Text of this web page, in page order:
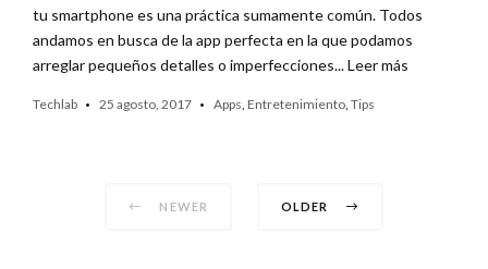
tu smartphone es una práctica sumamente común. Todos
andamos en busca de la app perfecta en la que podamos
arreglar pequeños detalles o imperfecciones... Leer más
Techlab 25 agosto, 2017 Apps Entretenimiento Tips
NEWER OLDER